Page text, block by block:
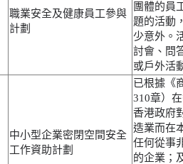
職業安全及健康員工參與
計劃
團體的員
題的活動
少意外。
討會、問
或戶外活
中小型企業密閉空間安全
工作資助計劃
已根據《
310章）
香港政府
造業而在
任何從事
的企業；